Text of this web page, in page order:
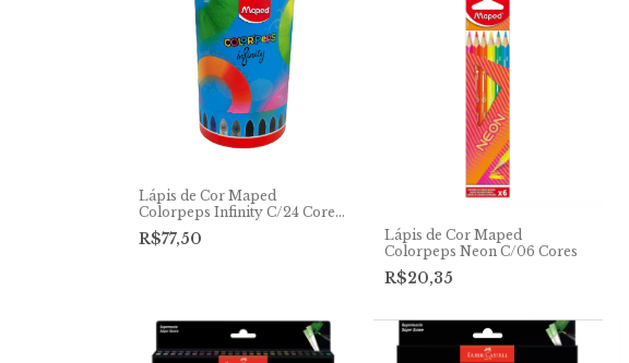
Lápis de Cor Maped
Colorpeps Infinity C/24 Cores
Edição Especial
R$77,50
Lápis de Cor Maped
Colorpeps Neon C/06 Cores
R$20,35